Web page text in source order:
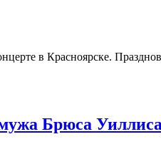
в Красноярске.
Брюса